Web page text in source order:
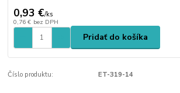
0,93 €/ks
0,76 € bez DPH
Pridať do košíka
Číslo produktu: ET-319-14